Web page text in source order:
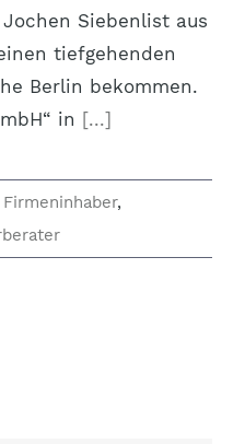
Siebenlist aus
tiefgehenden
Berlin bekommen.
in [...]
Firmeninhaber,